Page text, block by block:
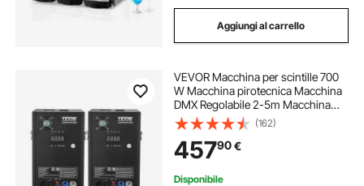
Aggiungi al carrello
VEVOR Macchina per scintille 700
W Macchina pirotecnica Macchina
DMX Regolabile 2-5m Macchina
per scintille fredde 7 min per
matrimoni, spettacoli DJ, feste
(162)
45790€
Disponibile